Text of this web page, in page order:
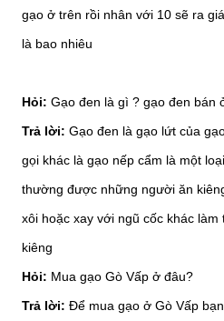
gạo ở trên rồi nhân với 10 sẽ ra
là bao nhiêu
Hỏi: Gạo đen là gì ? gạo đen bán
Trả lời: Gạo đen là gạo lứt của
gọi khác là gạo nếp cẩm là một
thường được những người ăn
xôi hoặc xay với ngũ cốc khác
kiêng
Hỏi: Mua gạo Gò Vấp ở đâu?
Trả lời: Để mua gạo ở Gò Vấp